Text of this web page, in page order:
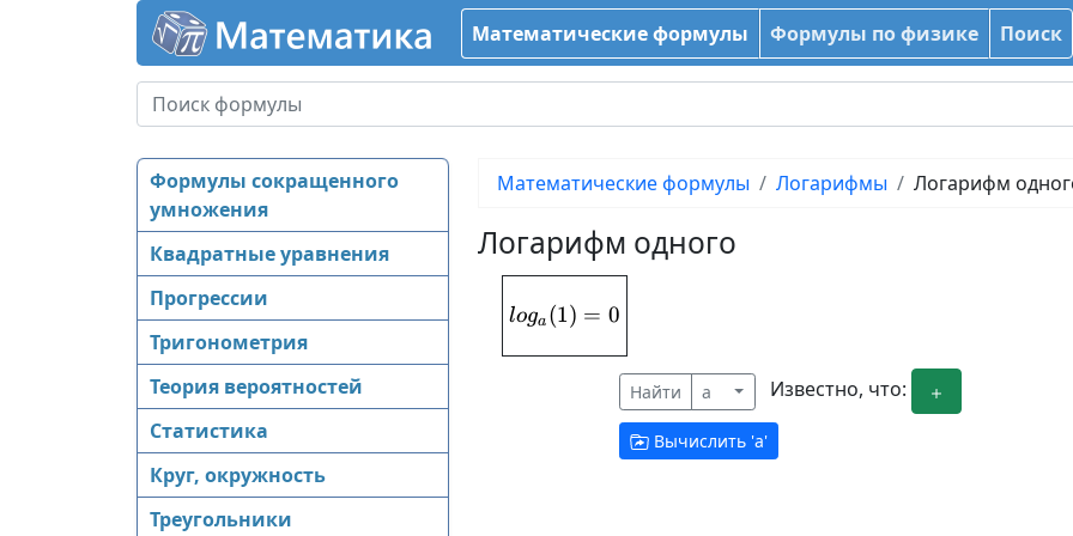
Математические формулы Формулы по физике Поиск
Формулы сокращенного
умножения
Квадратные уравнения
Прогрессии
Тригонометрия
Теория вероятностей
Статистика
Круг, окружность
Треугольники
Математические формулы Логарифмы Логарифм
Логарифм одного
log_{a}(1) = 0
loga (1) = 0
Найти a Известно, что:
Вычислить 'a'